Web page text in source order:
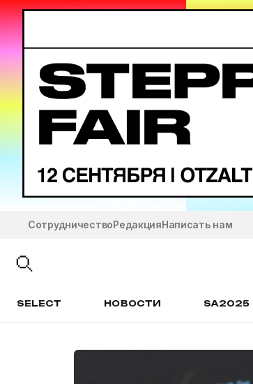
СотрудничествоРедакцияНаписать нам
SELECT НОВОСТИ SA2025